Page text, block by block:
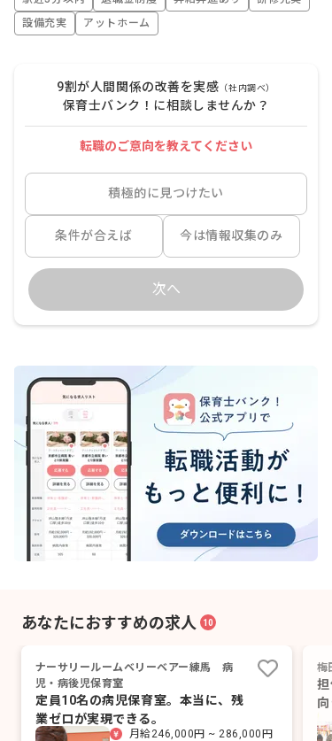
設備充実
アットホーム
9割が人間関係の改善を実感 （社内調べ）
保育士バンク！に相談しませんか？
転職のご意向を教えてください
積極的に見つけたい
条件が合えば 今は情報収集のみ
次へ
あなたにおすすめの求人 10
ナーサリールームベリーベアー練馬 病
児・病後児保育室
定員10名の病児保育室。本当に、残
業ゼロが実現できる。
月給246,000円 ~ 286,000円
梅